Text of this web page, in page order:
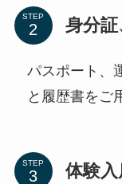
STEP 身分
パスポート、
と履歴書をご
STEP 体験入